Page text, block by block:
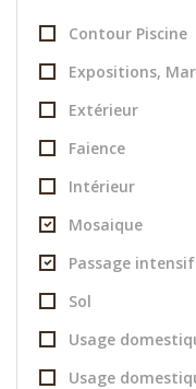
Contour Piscine
Expositions,
Extérieur
Faience
Intérieur
Mosaique
Passage intensif
Sol
Usage
Usage